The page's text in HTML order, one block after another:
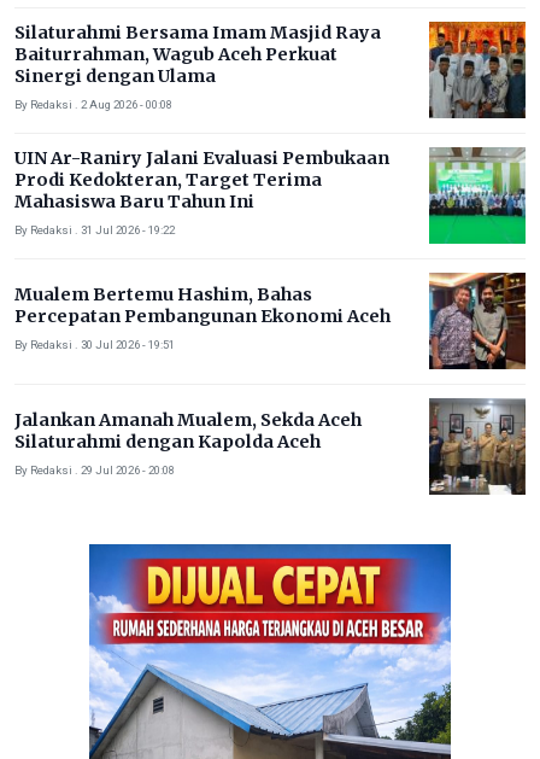
Silaturahmi Bersama Imam Masjid Raya
Baiturrahman, Wagub Aceh Perkuat
Sinergi dengan Ulama
By Redaksi . 2 Aug 2026 - 00:08
UIN Ar-Raniry Jalani Evaluasi Pembukaan
Prodi Kedokteran, Target Terima
Mahasiswa Baru Tahun Ini
By Redaksi . 31 Jul 2026 - 19:22
Mualem Bertemu Hashim, Bahas
Percepatan Pembangunan Ekonomi Aceh
By Redaksi . 30 Jul 2026 - 19:51
Jalankan Amanah Mualem, Sekda Aceh
Silaturahmi dengan Kapolda Aceh
By Redaksi . 29 Jul 2026 - 20:08